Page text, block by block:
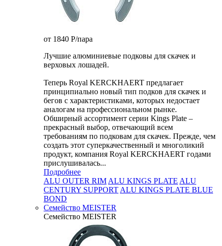
от 1840 P/пара
Лучшие алюминиевые подковы для скачек и
верховых лошадей.
Теперь Royal KERCKHAERT предлагает
принципиально новый тип подков для скачек и
бегов с характеристиками, которых недостает
аналогам на профессиональном рынке.
Обширный ассортимент серии Kings Plate –
прекрасный выбор, отвечающий всем
требованиям по подковам для скачек. Прежде, чем
создать этот суперкачественный и многоликий
продукт, компания Royal KERCKHAERT годами
прислушивалась...
Подробнее
ALU OUTER RIM ALU KINGS PLATE ALU
CENTURY SUPPORT ALU KINGS PLATE BLUE
BOND
Семейство МEISTER
Семейство МEISTER